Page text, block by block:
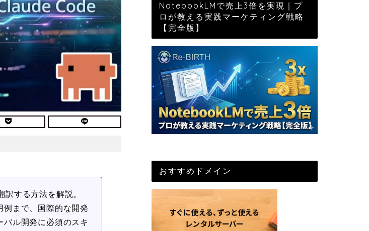
する方法を解説。
例まで、国際的な開発
ル開発に必須のスキ
NotebookLMで売上3倍を実現｜プ
ロが教える実践マーケティング戦略
【完全版】
おすすめドメイン